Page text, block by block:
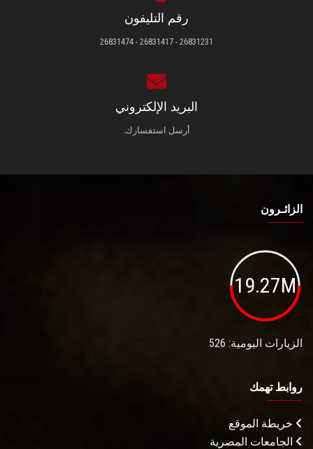
رقم التليفون
26831231 - 26831417 - 26831474
البريد الإلكتروني
أرسل استفسارك.
الزائـرون
19.27M
الزيارات اليومية: 526
روابط تهمك
خريطة الموقع
الجامعات المصرية